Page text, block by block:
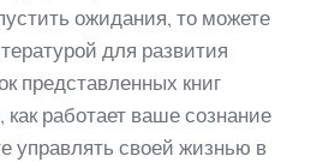
ожидания, то можете
для развития
представленных книг
работает ваше сознание
управлять своей жизнью в